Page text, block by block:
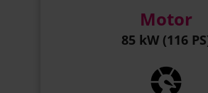
Motor
85 kW (116